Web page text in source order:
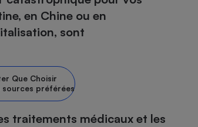
en Chine ou en
sont
Que Choisir
sources préférées
traitements médicaux et les
d’opticiens
- Pompes